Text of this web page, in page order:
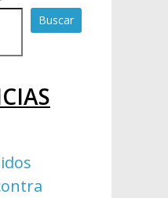
Buscar